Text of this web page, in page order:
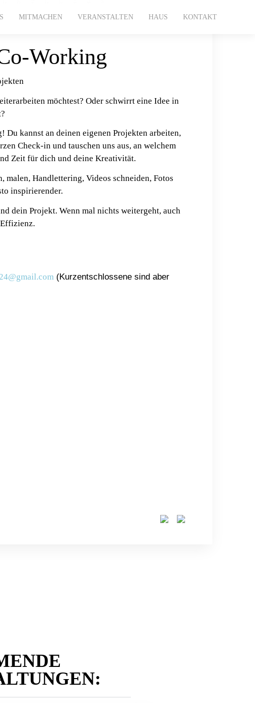
MITMACHEN VERANSTALTEN HAUS KONTAKT
Working
möchtest? Oder schwirrt eine Idee in
kannst an deinen eigenen Projekten arbeiten,
Check-in und tauschen uns aus, an welchem
Zeit für dich und deine Kreativität.
malen, Handlettering, Videos schneiden, Fotos
inspirierender.
dein Projekt. Wenn mal nichts weitergeht, auch
(Kurzentschlossene sind aber